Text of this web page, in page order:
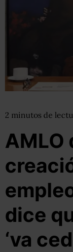
2 minutos de
AMLO
dice
‘va